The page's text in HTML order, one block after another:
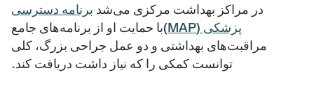
در مراکز بهداشت مرکزی می‌شد برنامه دسترسی
پزشکی (MAP)
با حمایت او از برنامه‌های جامع
مراقبت‌های بهداشتی و دو عمل جراحی بزرگ، کلی
توانست کمکی را که نیاز داشت دریافت کند.